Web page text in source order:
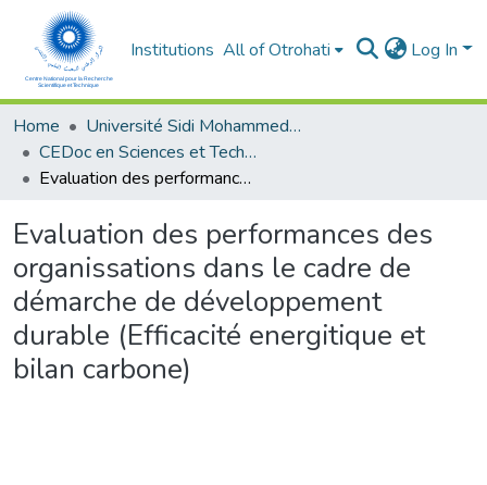
Institutions All of Otrohati Log In
Home
Université Sidi Mohammed Ben Abdellah - Fès
CEDoc en Sciences et Techniques et Sciences Médicales (CED - STSM)
Evaluation des performances des organissations dans le cadre de démarche de développement durable (Efficacité energitique et bilan carbone)
Evaluation des performances des
organissations dans le cadre de
démarche de développement
durable (Efficacité energitique et
bilan carbone)